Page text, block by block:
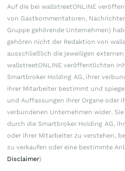
Auf die bei wallstreetONLINE
von Gastkommentatoren,
Gruppe gehörende Unternehmen)
gehören nicht der Redaktion von
ausschließlich die jeweiligen
wallstreetONLINE veröffentlichten
Smartbroker Holding AG, ihrer
ihrer Mitarbeiter bestimmt und
und Auffassungen ihrer Organe oder
verbundenen Unternehmen wider.
durch die Smartbroker Holding AG,
oder ihrer Mitarbeiter zu verstehen,
zu verkaufen oder eine bestimmte
Disclaimer)